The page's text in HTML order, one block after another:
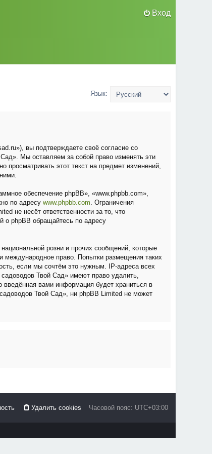
Вход
Язык:
вы подтверждаете своё согласие со
Мы оставляем за собой право изменять эти
этот текст на предмет изменений,
обеспечение phpBB», «www.phpbb.com»,
по адресу www.phpbb.com. Ограничения
не несёт ответственности за то, что
о phpBB обращайтесь по адресу
розни и прочих сообщений, которые
международное право. Попытки размещения таких
если мы сочтём это нужным. IP-адреса всех
Твой Сад» имеют право удалить,
вами информация будет храниться в
Твой Сад», ни phpBB Limited не может
Часовой пояс: UTC+03:00
Удалить cookies